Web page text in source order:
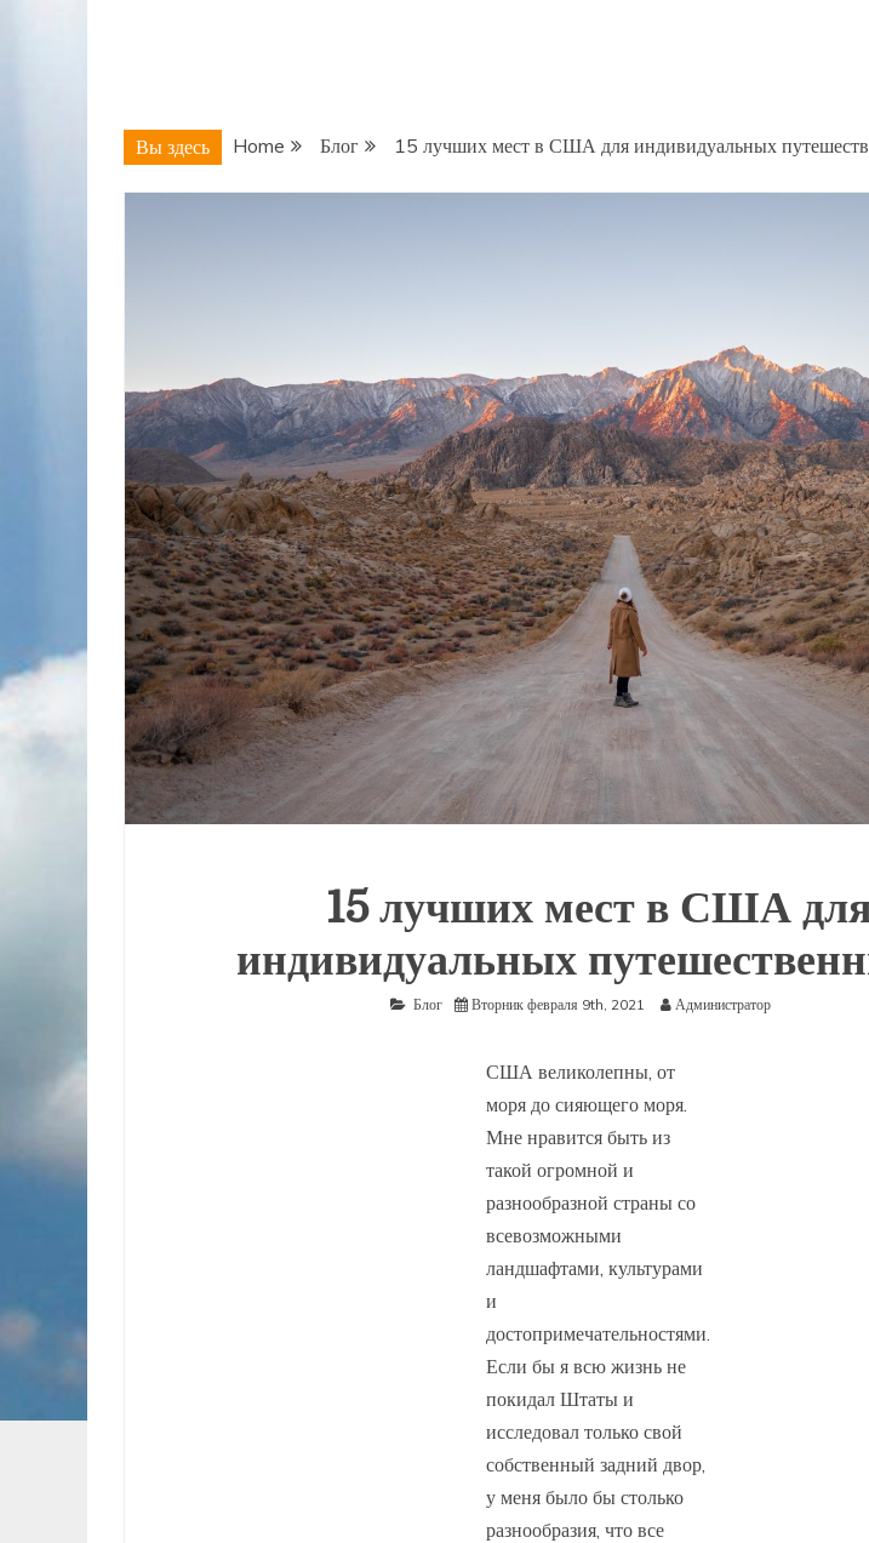
Вы здесь Home Блог 15 лучших мест в США для индивидуальных
15 лучших мест в США
индивидуальных
Блог Вторник февраля 9th, 2021 Администратор
США великолепны, от
моря до сияющего моря.
Мне нравится быть из
такой огромной и
разнообразной страны со
всевозможными
ландшафтами, культурами
и
достопримечательностями.
Если бы я всю жизнь не
покидал Штаты и
исследовал только свой
собственный задний двор,
у меня было бы столько
разнообразия, что все